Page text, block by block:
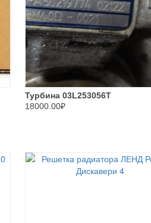
Турбина 03L253056T
18000.00₽